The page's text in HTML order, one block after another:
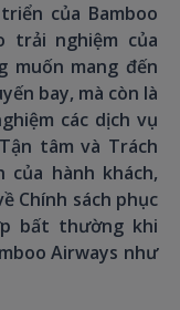
của Bamboo
trải nghiệm của
muốn mang đến
bay, mà còn là
các dịch vụ
tâm và Trách
của hành khách,
Chính sách phục
bất thường khi
Airways như